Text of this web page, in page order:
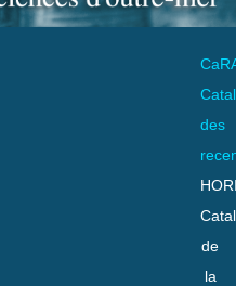
des
de
la